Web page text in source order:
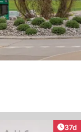
37d